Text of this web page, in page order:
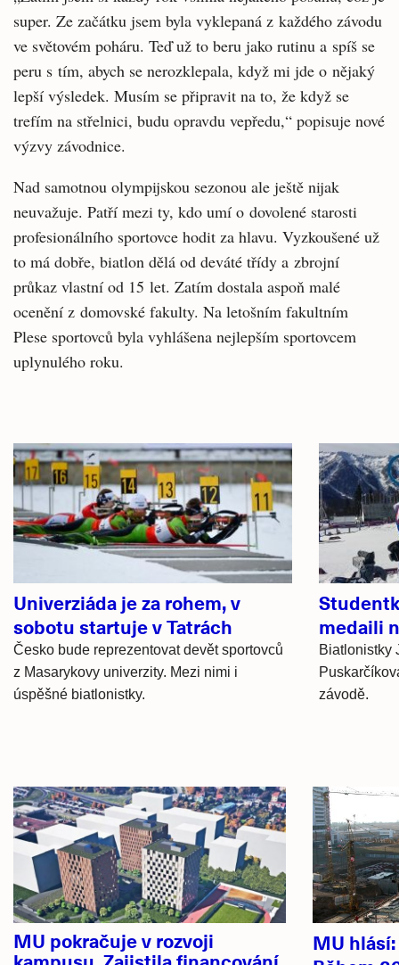
super. Ze začátku jsem byla vyklepaná z každého závodu
ve světovém poháru. Teď už to beru jako rutinu a spíš se
peru s tím, abych se nerozklepala, když mi jde o nějaký
lepší výsledek. Musím se připravit na to, že když se
trefím na střelnici, budu opravdu vepředu,“ popisuje nové
výzvy závodnice.
Nad samotnou olympijskou sezonou ale ještě nijak
neuvažuje. Patří mezi ty, kdo umí o dovolené starosti
profesionálního sportovce hodit za hlavu. Vyzkoušené už
to má dobře, biatlon dělá od deváté třídy a zbrojní
průkaz vlastní od 15 let. Zatím dostala aspoň malé
ocenění z domovské fakulty. Na letošním fakultním
Plese sportovců byla vyhlášena nejlepším sportovcem
uplynulého roku.
Související
články
Univerziáda je za rohem, v
sobotu startuje v Tatrách
Česko bude reprezentovat devět sportovců
z Masarykovy univerzity. Mezi nimi i
úspěšné biatlonistky.
medaili
Biatlonistky
závodě.
Hlavní
novinky
MU pokračuje v rozvoji
MU